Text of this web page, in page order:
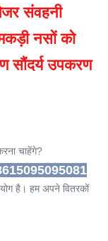
स्थापना, कमीशनिंग
संवहनी
नसों को
सौंदर्य उपकरण
चाहेंगे?
है। हम अपने वितरकों